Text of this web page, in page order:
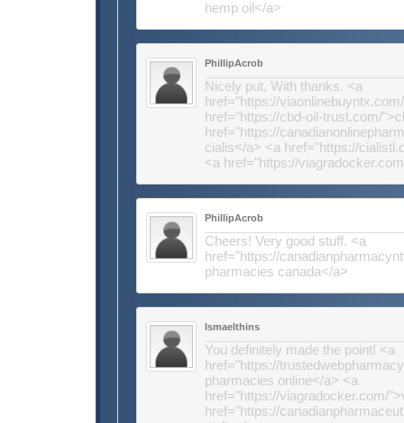
hemp oil</a>
PhillipAcrob
Nicely put, With thanks. <a
href="https://
href="https://cbd-oil-trust.com/
href="https://
cialis</a> <a href="https://
<a href="https://
PhillipAcrob
Cheers! Very good stuff. <a
href="https://
pharmacies canada</a>
Ismaelthins
You definitely made the point! <a
href="https://
pharmacies online</a> <a
href="https://viagradocker.com/
href="https://